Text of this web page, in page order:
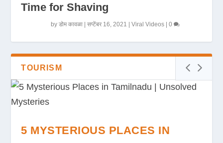
Time for Shaving
byडोम कावळा |सप्टेंबर 16, 2021 |Viral Videos |0
TOURISM
5 MYSTERIOUS PLACES IN